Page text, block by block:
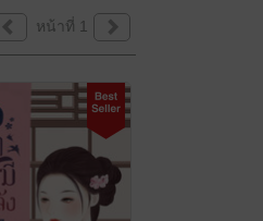
หน้าที่ 1